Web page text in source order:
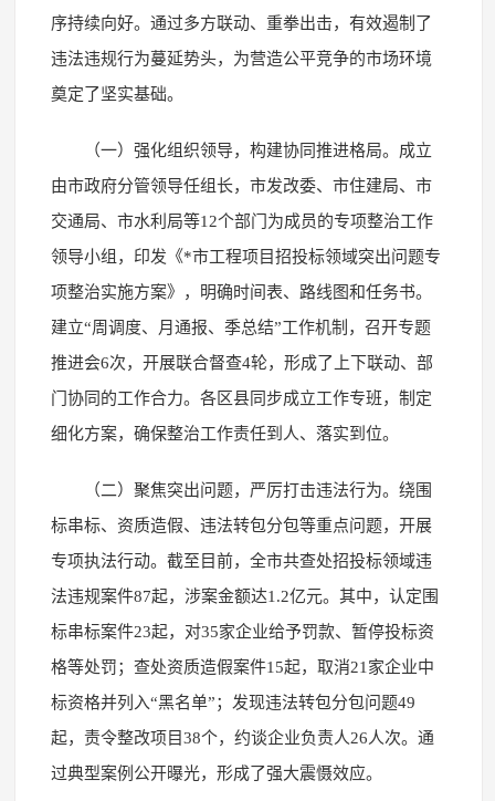
序持续向好。通过多方联动、重拳出击，有效遏制了
违法违规行为蔓延势头，为营造公平竞争的市场环境
奠定了坚实基础。
（一）强化组织领导，构建协同推进格局。成立
由市政府分管领导任组长，市发改委、市住建局、市
交通局、市水利局等12个部门为成员的专项整治工作
领导小组，印发《*市工程项目招投标领域突出问题专
项整治实施方案》，明确时间表、路线图和任务书。
建立“周调度、月通报、季总结”工作机制，召开专题
推进会6次，开展联合督查4轮，形成了上下联动、部
门协同的工作合力。各区县同步成立工作专班，制定
细化方案，确保整治工作责任到人、落实到位。
（二）聚焦突出问题，严厉打击违法行为。绕围
标串标、资质造假、违法转包分包等重点问题，开展
专项执法行动。截至目前，全市共查处招投标领域违
法违规案件87起，涉案金额达1.2亿元。其中，认定围
标串标案件23起，对35家企业给予罚款、暂停投标资
格等处罚；查处资质造假案件15起，取消21家企业中
标资格并列入“黑名单”；发现违法转包分包问题49
起，责令整改项目38个，约谈企业负责人26人次。通
过典型案例公开曝光，形成了强大震慑效应。